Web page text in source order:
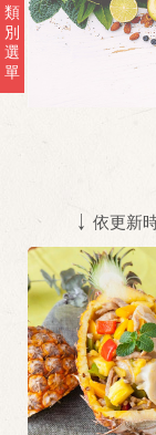
類
別
選
單
依更新